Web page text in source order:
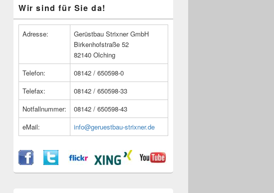
Seitenleisten
Widget-
Wir sind für Sie da!
Adresse:
Gerüstbau Strixner GmbH
Birkenhofstraße 52
82140 Olching
Telefon:
08142 / 650598-0
Telefax:
08142 / 650598-33
Notfallnummer:
08142 / 650598-43
eMail:
info@geruestbau-strixner.de